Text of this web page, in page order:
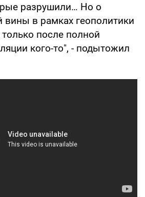
разрушили… Но о
вины в рамках геополитики
после полной
кого-то", - подытожил